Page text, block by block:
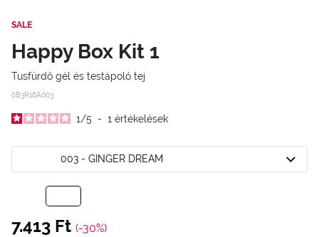
SALE
Happy Box Kit 1
Tusfürdő gél és testápoló tej
0B3R16A003
1/5 - 1 értékelések
003 - GINGER DREAM
7.413 Ft (-30%)